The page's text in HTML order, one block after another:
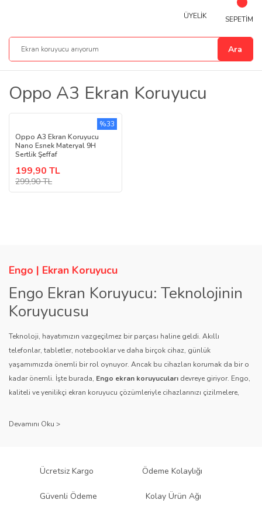
Ara
ÜYELİK SEPETİM
Oppo A3 Ekran Koruyucu
Oppo A3 Ekran Koruyucu
Nano Esnek Materyal 9H
Sertlik Şeffaf
199,90 TL
299,90 TL
%33
Engo | Ekran Koruyucu
Engo Ekran Koruyucu: Teknolojinin
Koruyucusu
Teknoloji, hayatımızın vazgeçilmez bir parçası haline geldi. Akıllı
telefonlar, tabletler, notebooklar ve daha birçok cihaz, günlük
yaşamımızda önemli bir rol oynuyor. Ancak bu cihazları korumak da bir o
kadar önemli. İşte burada, Engo ekran koruyucuları devreye giriyor. Engo,
kaliteli ve yenilikçi ekran koruyucu çözümleriyle cihazlarınızı çizilmelere,
sağlıyor.
Engo ekran koruyucuları
, uzun yıllara dayanan tecrübesi ve teknolojiye
ürününü titiz bir kalite kontrol sürecinden geçirir. Kullanıcı dostu tasarımı
Ücretsiz Kargo Ödeme Kolaylığı
Güvenli Ödeme Kolay Ürün Ağı